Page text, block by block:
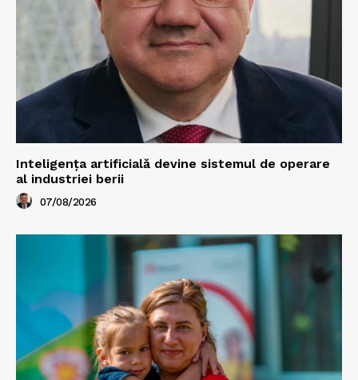
Inteligența artificială devine sistemul de operare
al industriei berii
07/08/2026